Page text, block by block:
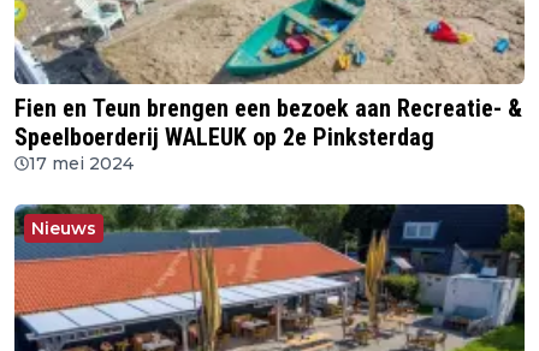
Fien en Teun brengen een bezoek aan Recreatie- &
Speelboerderij WALEUK op 2e Pinksterdag
17 mei 2024
Nieuws